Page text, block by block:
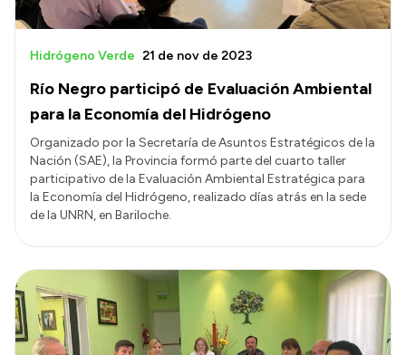
Río Negro participó de Evaluación Ambiental
para la Economía del Hidrógeno
Hidrógeno Verde 21 de nov de 2023
Organizado por la Secretaría de Asuntos Estratégicos de la
Nación (SAE), la Provincia formó parte del cuarto taller
participativo de la Evaluación Ambiental Estratégica para
la Economía del Hidrógeno, realizado días atrás en la sede
de la UNRN, en Bariloche.